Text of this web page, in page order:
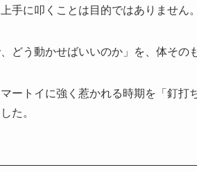
手に叩くことは目的ではありません。
どう動かせばいいのか」を、体その
ートイに強く惹かれる時期を「釘
た。